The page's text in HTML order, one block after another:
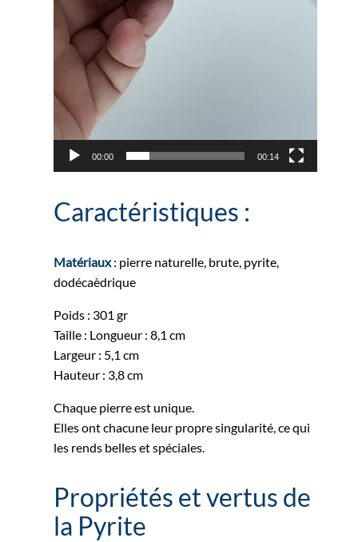
00:00 00:14
Caractéristiques :
Matériaux: pierre naturelle, brute, pyrite,
dodécaèdrique
Poids : 301 gr
Taille : Longueur : 8,1 cm
Largeur : 5,1 cm
Hauteur : 3,8 cm
Chaque pierre est unique.
Elles ont chacune leur propre singularité, ce qui
les rends belles et spéciales.
Propriétés et vertus de
la Pyrite